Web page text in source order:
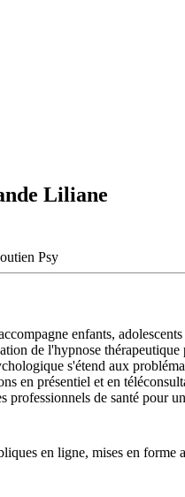
Liliane
Psy
enfants,
de l'hypnose
s'étend aux
en présentiel et en
professionnels de santé pour
en ligne, mises en forme